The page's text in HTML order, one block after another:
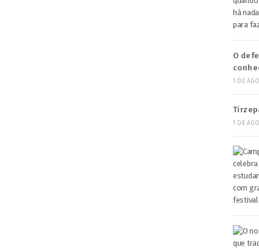
O
1 DE
1 DE